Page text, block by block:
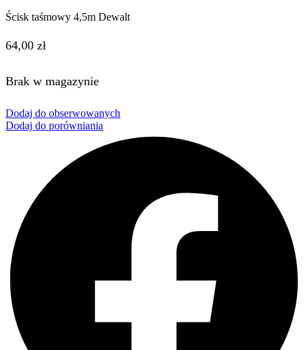
Ścisk taśmowy 4,5m Dewalt
64,00 zł
Brak w magazynie
Dodaj do obserwowanych
Dodaj do porówniania